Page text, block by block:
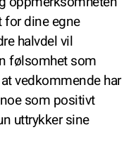
for dine egne
halvdel vil
følsomhet som
vedkommende har
som positivt
uttrykker sine